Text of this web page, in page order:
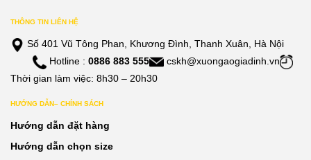
THÔNG TIN LIÊN HỆ
Số 401 Vũ Tông Phan, Khương Đình, Thanh Xuân, Hà Nội
Hotline : 0886 883 555
cskh@xuongaogiadinh.vn
Thời gian làm việc: 8h30 – 20h30
HƯỚNG DẪN– CHÍNH SÁCH
Hướng dẫn đặt hàng
Hướng dẫn chọn size